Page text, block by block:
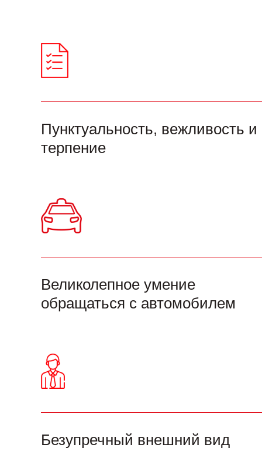
Пунктуальность, вежливость и
терпение
Великолепное умение
обращаться с автомобилем
Безупречный внешний вид